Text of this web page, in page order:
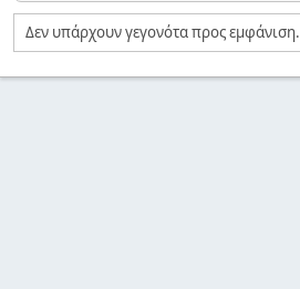
Δεν υπάρχουν γεγονότα προς εμφάνιση.